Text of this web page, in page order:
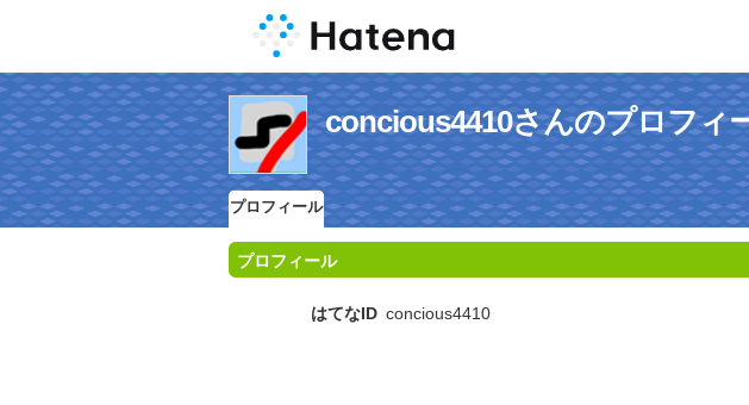
concious4410さんのプロフィ
プロフィール
プロフィール
はてなID concious4410